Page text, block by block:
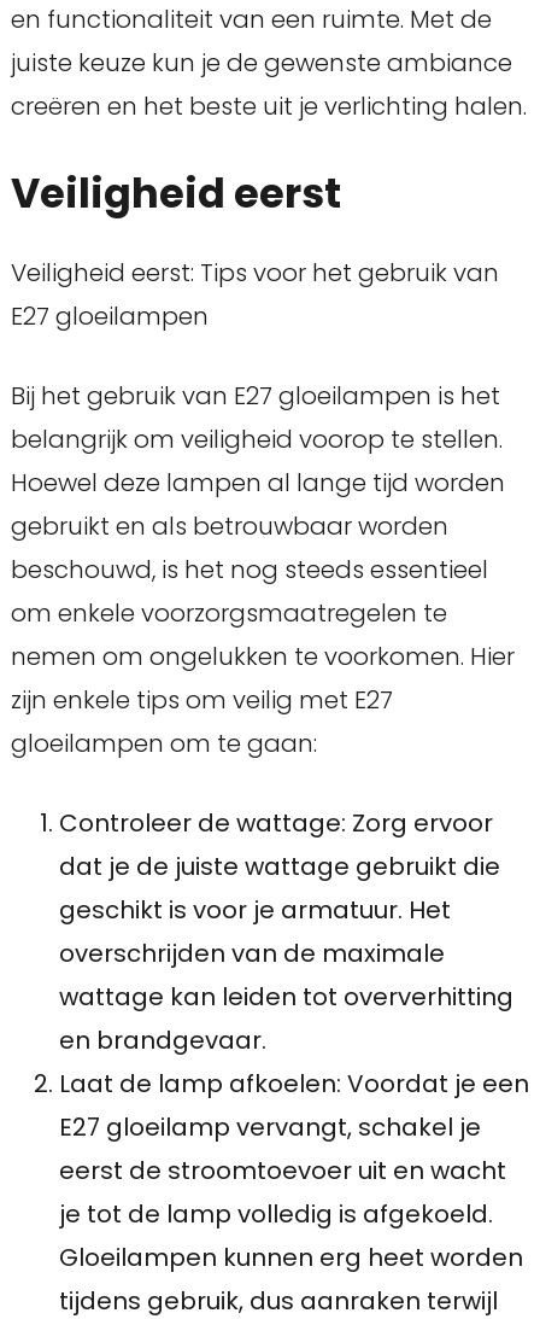
en functionaliteit van een ruimte. Met de
juiste keuze kun je de gewenste ambiance
creëren en het beste uit je verlichting halen.
Veiligheid eerst
Veiligheid eerst: Tips voor het gebruik van
E27 gloeilampen
Bij het gebruik van E27 gloeilampen is het
belangrijk om veiligheid voorop te stellen.
Hoewel deze lampen al lange tijd worden
gebruikt en als betrouwbaar worden
beschouwd, is het nog steeds essentieel
om enkele voorzorgsmaatregelen te
nemen om ongelukken te voorkomen. Hier
zijn enkele tips om veilig met E27
gloeilampen om te gaan:
Controleer de wattage: Zorg ervoor
dat je de juiste wattage gebruikt die
geschikt is voor je armatuur. Het
overschrijden van de maximale
wattage kan leiden tot oververhitting
en brandgevaar.
Laat de lamp afkoelen: Voordat je een
E27 gloeilamp vervangt, schakel je
eerst de stroomtoevoer uit en wacht
je tot de lamp volledig is afgekoeld.
Gloeilampen kunnen erg heet worden
tijdens gebruik, dus aanraken terwijl